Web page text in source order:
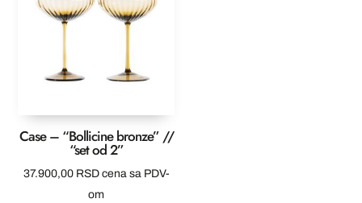
Case – “Bollicine bronze” //
“set od 2”
37.900,00 RSD cena sa PDV-
om